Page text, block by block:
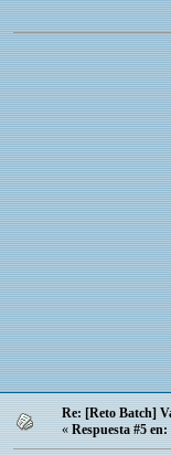
Re: [Reto Batch]
« Respuesta #5 en: